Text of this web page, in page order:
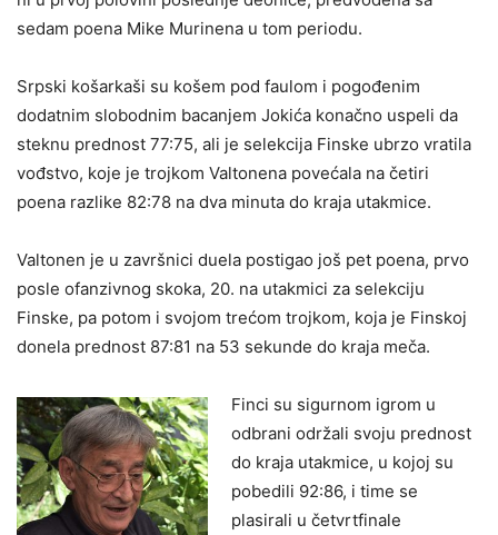
sedam poena Mike Murinena u tom periodu.
Srpski košarkaši su košem pod faulom i pogođenim
dodatnim slobodnim bacanjem Jokića konačno uspeli da
steknu prednost 77:75, ali je selekcija Finske ubrzo vratila
vođstvo, koje je trojkom Valtonena povećala na četiri
poena razlike 82:78 na dva minuta do kraja utakmice.
Valtonen je u završnici duela postigao još pet poena, prvo
posle ofanzivnog skoka, 20. na utakmici za selekciju
Finske, pa potom i svojom trećom trojkom, koja je Finskoj
donela prednost 87:81 na 53 sekunde do kraja meča.
Finci su sigurnom igrom u
odbrani održali svoju prednost
do kraja utakmice, u kojoj su
pobedili 92:86, i time se
plasirali u četvrtfinale